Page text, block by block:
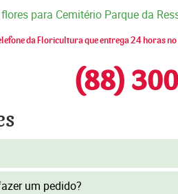
para Cemitério Parque da
da Floricultura que entrega 24 horas
(88)
um pedido?